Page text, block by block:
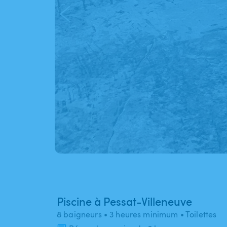
Piscine à Pessat-Villeneuve
8 baigneurs • 3 heures minimum • Toilettes